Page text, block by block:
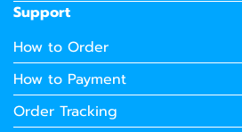
Support
How to Order
How to Payment
Order Tracking